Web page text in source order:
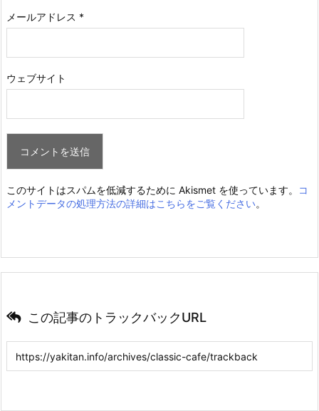
メールアドレス *
ウェブサイト
このサイトはスパムを低減するために Akismet を使っています。
コ
メントデータの処理方法の詳細はこちらをご覧ください。
この記事のトラックバックURL